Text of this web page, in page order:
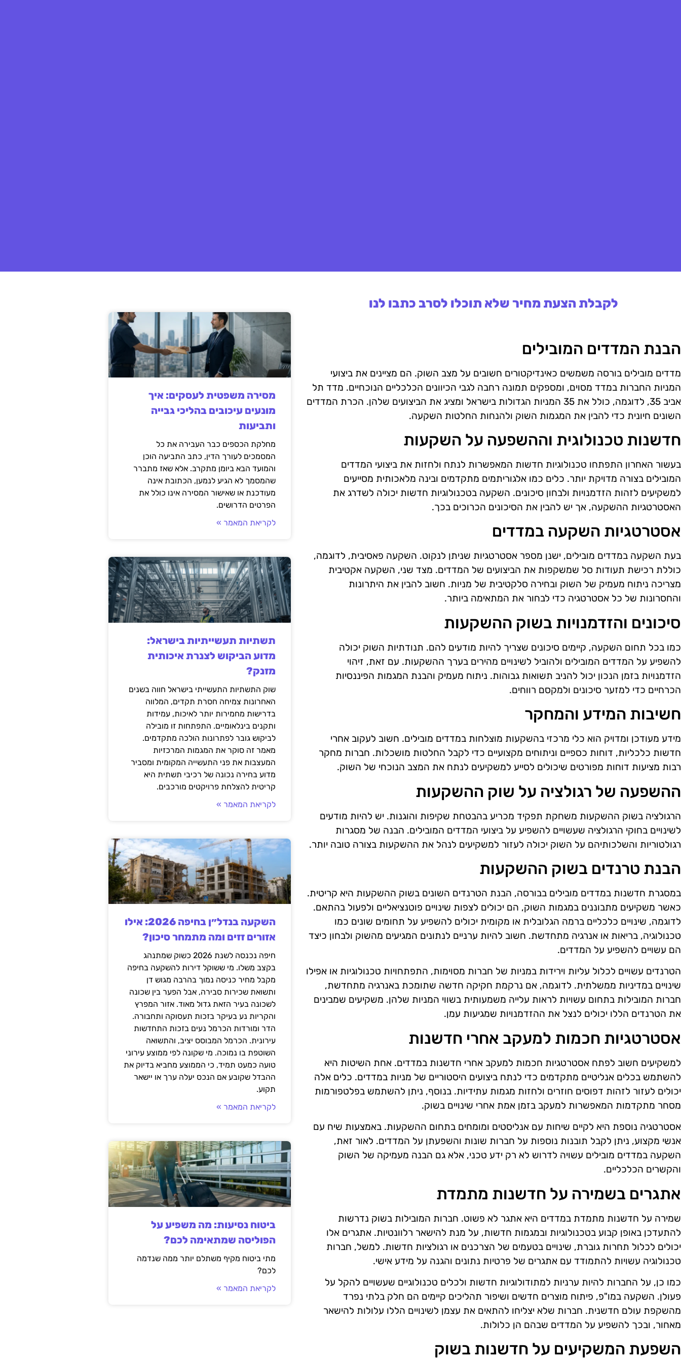
לקבלת הצעת מחיר שלא תוכלו לסרב כתבו לנו
הבנת המדדים המובילים
מדדים מובילים בורסה משמשים כאינדיקטורים חשובים על מצב השוק. הם מציינים את ביצועי
המניות החברות במדד מסוים, ומספקים תמונה רחבה לגבי הכיוונים הכלכליים הנוכחיים. מדד תל
אביב 35, לדוגמה, כולל את 35 המניות הגדולות בישראל ומציג את הביצועים שלהן. הכרת המדדים
השונים חיונית כדי להבין את המגמות השוק ולהנחות החלטות השקעה.
חדשנות טכנולוגית וההשפעה על השקעות
בעשור האחרון התפתחו טכנולוגיות חדשות המאפשרות לנתח ולחזות את ביצועי המדדים
המובילים בצורה מדויקת יותר. כלים כמו אלגוריתמים מתקדמים ובינה מלאכותית מסייעים
למשקיעים לזהות הזדמנויות ולבחון סיכונים. השקעה בטכנולוגיות חדשות יכולה לשדרג את
האסטרטגיות ההשקעה, אך יש להבין את הסיכונים הכרוכים בכך.
אסטרטגיות השקעה במדדים
בעת השקעה במדדים מובילים, ישנן מספר אסטרטגיות שניתן לנקוט. השקעה פאסיבית, לדוגמה,
כוללת רכישת תעודות סל שמשקפות את הביצועים של המדדים. מצד שני, השקעה אקטיבית
מצריכה ניתוח מעמיק של השוק ובחירה סלקטיבית של מניות. חשוב להבין את היתרונות
והחסרונות של כל אסטרטגיה כדי לבחור את המתאימה ביותר.
סיכונים והזדמנויות בשוק ההשקעות
כמו בכל תחום השקעה, קיימים סיכונים שצריך להיות מודעים להם. תנודתיות השוק יכולה
להשפיע על המדדים המובילים ולהוביל לשינויים מהירים בערך ההשקעות. עם זאת, זיהוי
הזדמנויות בזמן הנכון יכול להניב תשואות גבוהות. ניתוח מעמיק והבנת המגמות הפיננסיות
הכרחיים כדי למזער סיכונים ולמקסם רווחים.
חשיבות המידע והמחקר
מידע מעודכן ומדויק הוא כלי מרכזי בהשקעות מוצלחות במדדים מובילים. חשוב לעקוב אחרי
חדשות כלכליות, דוחות כספיים וניתוחים מקצועיים כדי לקבל החלטות מושכלות. חברות מחקר
רבות מציעות דוחות מפורטים שיכולים לסייע למשקיעים לנתח את המצב הנוכחי של השוק.
ההשפעה של רגולציה על שוק ההשקעות
הרגולציה בשוק ההשקעות משחקת תפקיד מכריע בהבטחת שקיפות והוגנות. יש להיות מודעים
לשינויים בחוקי הרגולציה שעשויים להשפיע על ביצועי המדדים המובילים. הבנה של מסגרות
רגולטוריות והשלכותיהם על השוק יכולה לעזור למשקיעים לנהל את ההשקעות בצורה טובה יותר.
הבנת טרנדים בשוק ההשקעות
במסגרת חדשנות במדדים מובילים בבורסה, הבנת הטרנדים השונים בשוק ההשקעות היא קריטית.
כאשר משקיעים מתבוננים במגמות השוק, הם יכולים לצפות שינויים פוטנציאליים ולפעול בהתאם.
לדוגמה, שינויים כלכליים ברמה הגלובלית או מקומית יכולים להשפיע על תחומים שונים כמו
טכנולוגיה, בריאות או אנרגיה מתחדשת. חשוב להיות ערניים לנתונים המגיעים מהשוק ולבחון כיצד
הם עשויים להשפיע על המדדים.
הטרנדים עשויים לכלול עליות וירידות במניות של חברות מסוימות, התפתחויות טכנולוגיות או אפילו
שינויים במדיניות ממשלתית. לדוגמה, אם נרקמת חקיקה חדשה שתומכת באנרגיה מתחדשת,
חברות המובילות בתחום עשויות לראות עלייה משמעותית בשווי המניות שלהן. משקיעים שמבינים
את הטרנדים הללו יכולים לנצל את ההזדמנויות שמגיעות עמן.
אסטרטגיות חכמות למעקב אחרי חדשנות
למשקיעים חשוב לפתח אסטרטגיות חכמות למעקב אחרי חדשנות במדדים. אחת השיטות היא
להשתמש בכלים אנליטיים מתקדמים כדי לנתח ביצועים היסטוריים של מניות במדדים. כלים אלה
יכולים לעזור לזהות דפוסים חוזרים ולחזות מגמות עתידיות. בנוסף, ניתן להשתמש בפלטפורמות
מסחר מתקדמות המאפשרות למעקב בזמן אמת אחרי שינויים בשוק.
אסטרטגיה נוספת היא לקיים שיחות עם אנליסטים ומומחים בתחום ההשקעות. באמצעות שיח עם
אנשי מקצוע, ניתן לקבל תובנות נוספות על חברות שונות והשפעתן על המדדים. לאור זאת,
השקעה במדדים מובילים עשויה לדרוש לא רק ידע טכני, אלא גם הבנה מעמיקה של השוק
והקשרים הכלכליים.
אתגרים בשמירה על חדשנות מתמדת
שמירה על חדשנות מתמדת במדדים היא אתגר לא פשוט. חברות המובילות בשוק נדרשות
להתעדכן באופן קבוע בטכנולוגיות ובמגמות חדשות, על מנת להישאר רלוונטיות. אתגרים אלו
יכולים לכלול תחרות גוברת, שינויים בטעמים של הצרכנים או רגולציות חדשות. למשל, חברות
טכנולוגיה עשויות להתמודד עם אתגרים של פרטיות נתונים והגנה על מידע אישי.
כמו כן, על החברות להיות ערניות למתודולוגיות חדשות ולכלים טכנולוגיים שעשויים להקל על
פעולן. השקעה במו"פ, פיתוח מוצרים חדשים ושיפור תהליכים קיימים הם חלק בלתי נפרד
מהשקפת עולם חדשנית. חברות שלא יצליחו להתאים את עצמן לשינויים הללו עלולות להישאר
מאחור, ובכך להשפיע על המדדים שבהם הן כלולות.
השפעת המשקיעים על חדשנות בשוק
מסירה משפטית לעסקים: איך
מונעים עיכובים בהליכי גבייה
ותביעות
מחלקת הכספים כבר העבירה את כל
המסמכים לעורך הדין, כתב התביעה הוכן
והמועד הבא ביומן מתקרב. אלא שאז מתברר
שהמסמך לא הגיע לנמען, הכתובת אינה
מעודכנת או שאישור המסירה אינו כולל את
הפרטים הדרושים.
לקריאת המאמר »
תשתיות תעשייתיות בישראל:
מדוע הביקוש לצנרת איכותית
מזנק?
שוק התשתיות התעשייתי בישראל חווה בשנים
האחרונות צמיחה חסרת תקדים, המלווה
בדרישות מחמירות יותר לאיכות, עמידות
ותקנים בינלאומיים. התפתחות זו מובילה
לביקוש גובר לפתרונות הולכה מתקדמים.
מאמר זה סוקר את המגמות המרכזיות
המעצבות את פני התעשייה המקומית ומסביר
מדוע בחירה נכונה של רכיבי תשתית היא
קריטית להצלחת פרויקטים מורכבים.
לקריאת המאמר »
השקעה בנדל״ן בחיפה 2026: אילו
אזורים זזים ומה מתמחר סיכון?
חיפה נכנסה לשנת 2026 כשוק שמתנהג
בקצב משלו. מי ששוקל דירות להשקעה בחיפה
מקבל מחיר כניסה נמוך בהרבה מגוש דן
ותשואת שכירות סבירה, אבל הפער בין שכונה
לשכונה בעיר הזאת גדול מאוד. אזור המפרץ
והקריות נע בעיקר בזכות תעסוקה ותחבורה.
הדר ומורדות הכרמל נעים בזכות התחדשות
עירונית. הכרמל המבוסס יציב, והתשואה
השוטפת בו נמוכה. מי שקונה לפי ממוצע עירוני
טועה כמעט תמיד, כי הממוצע מחביא בדיוק את
ההבדל שקובע אם הנכס יעלה ערך או יישאר
תקוע.
לקריאת המאמר »
ביטוח נסיעות: מה משפיע על
הפוליסה שמתאימה לכם?
מתי ביטוח מקיף משתלם יותר ממה שנדמה
לכם?
לקריאת המאמר »